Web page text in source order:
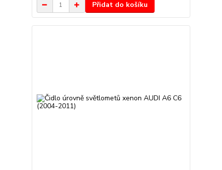
Přidat do košíku